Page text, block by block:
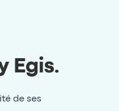
Egis.
de ses